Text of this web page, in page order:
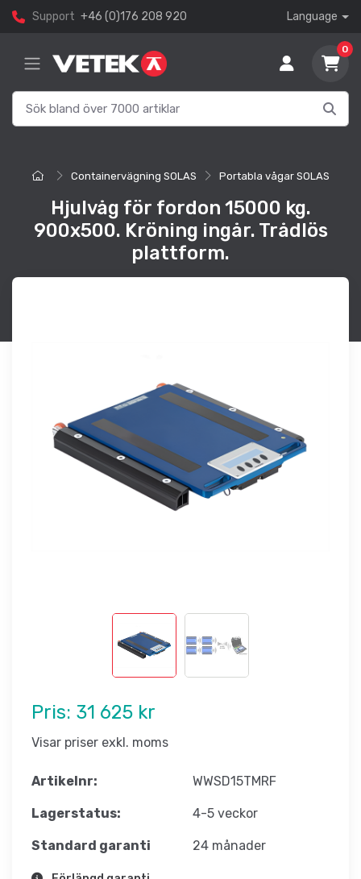
Support +46 (0)176 208 920 Language
0
Containervägning SOLAS Portabla vågar SOLAS
Hjulvåg för fordon 15000 kg.
900x500. Kröning ingår. Trådlös
plattform.
Pris: 31 625 kr
Visar priser exkl. moms
Artikelnr: WWSD15TMRF
Lagerstatus: 4-5 veckor
Standard garanti 24 månader